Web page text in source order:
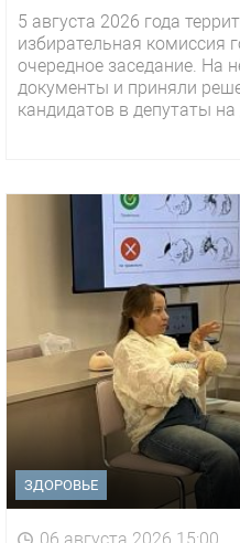
5 августа 2026 года
избирательная комиссия
очередное заседание. На
документы и приняли
кандидатов в депутаты на
ЗДОРОВЬЕ